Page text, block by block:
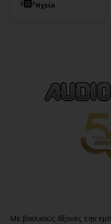
Ηχεία
Με βασικούς άξονες την